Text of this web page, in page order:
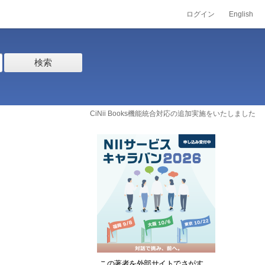
ログイン English
検索
CiNii Books機能統合対応の追加実施をいたしました